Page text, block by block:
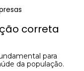
correta
para
da população.